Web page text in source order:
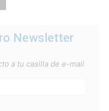
Newsletter
a tu casilla de e-mail